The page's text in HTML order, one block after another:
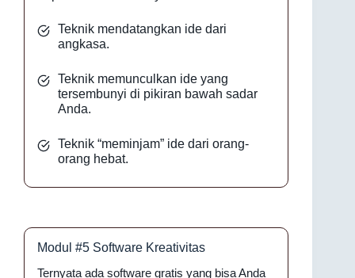
Teknik mendatangkan ide dari
angkasa.
Teknik memunculkan ide yang
tersembunyi di pikiran bawah sadar
Anda.
Teknik “meminjam” ide dari orang-
orang hebat.
Modul #5 Software Kreativitas
Ternyata ada software gratis yang bisa Anda